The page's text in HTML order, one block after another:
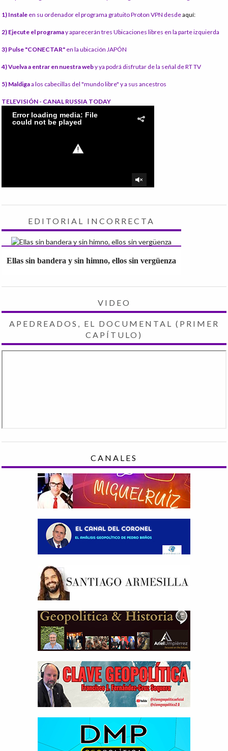
1) Instale en su ordenador el programa gratuito Proton VPN desdeaquí:
2) Ejecute el programay aparecerán tres Ubicaciones libres en la parte izquierda
3) Pulse "CONECTAR" en la ubicación JAPÓN
4) Vuelva a entrar en nuestra weby ya podrá disfrutar de la señal de RT TV
5) Maldigaa los cabecillas del "mundo libre" y a sus ancestros
TELEVISIÓN - CANAL RUSSIA TODAY
EDITORIAL INCORRECTA
Ellas sin bandera y sin himno, ellos sin vergüenza
VIDEO
APEDREADOS, EL DOCUMENTAL (PRIMER
CAPÍTULO)
CANALES